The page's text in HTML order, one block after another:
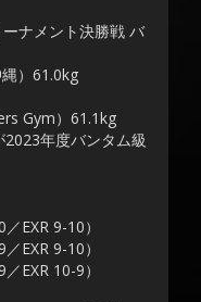
ーナメント決勝戦 バ
）61.0kg
Gym）61.1kg
年度バンタム級
EXR 9-10）
EXR 9-10）
EXR 10-9）